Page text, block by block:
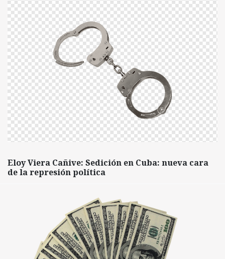
Eloy Viera Cañive: Sedición en Cuba: nueva cara
de la represión política